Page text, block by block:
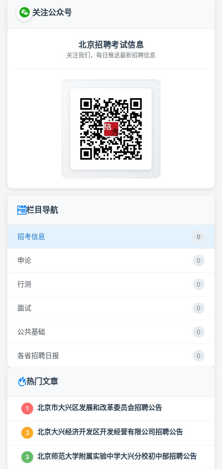
关注公众号
北京招聘考试信息
关注我们，每日推送最新招聘信息
栏目导航
招考信息 0
申论 0
行测 0
面试 0
公共基础 0
各省招聘日报 0
热门文章
1 北京市大兴区发展和改革委员会招聘公告
2 北京大兴经济开发区开发经营有限公司招聘公告
3 北京师范大学附属实验中学大兴分校初中部招聘公告